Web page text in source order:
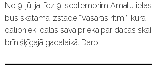
No 9. jūlija līdz 9. septembrim Amatu
būs skatāma izstāde “Vasaras ritmi”, kurā
dalībnieki dalās savā priekā par dabas
brīnišķīgajā gadalaikā. Darbi …